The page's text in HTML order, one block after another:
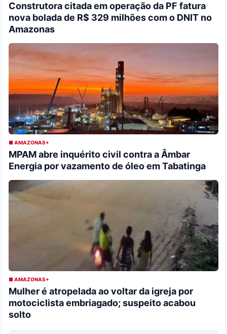
Construtora citada em operação da PF fatura
nova bolada de R$ 329 milhões com o DNIT no
Amazonas
■ AMAZONAS+
MPAM abre inquérito civil contra a Âmbar
Energia por vazamento de óleo em Tabatinga
■ AMAZONAS+
Mulher é atropelada ao voltar da igreja por
motociclista embriagado; suspeito acabou
solto